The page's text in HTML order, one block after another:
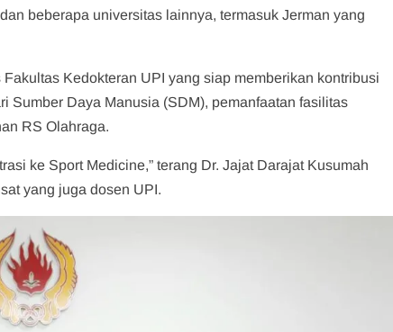
beberapa universitas lainnya, termasuk Jerman yang
Kedokteran UPI yang siap memberikan kontribusi
Sumber Daya Manusia (SDM), pemanfaatan fasilitas
RS Olahraga.
ke Sport Medicine,” terang Dr. Jajat Darajat Kusumah
yang juga dosen UPI.